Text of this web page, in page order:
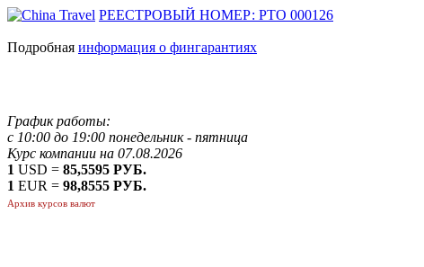
РЕЕСТРОВЫЙ НОМЕР: РТО 000126
Подробная информация о фингарантиях
График работы:
с 10:00 до 19:00 понедельник - пятница
Курс компании на 07.08.2026
1 USD = 85,5595 РУБ.
1 EUR = 98,8555 РУБ.
Архив курсов валют